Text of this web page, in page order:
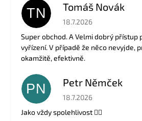
TN Tomáš Novák
Hodnocení obchodu je 5
18.7.2026
Super obchod. A Velmi dobrý přístup
vyřízení. V případě že něco nevyjde,
okamžitě, efektivně.
PN Petr Němček
Hodnocení obchodu je 5
18.7.2026
Jako vždy spolehlivost 👍🏻